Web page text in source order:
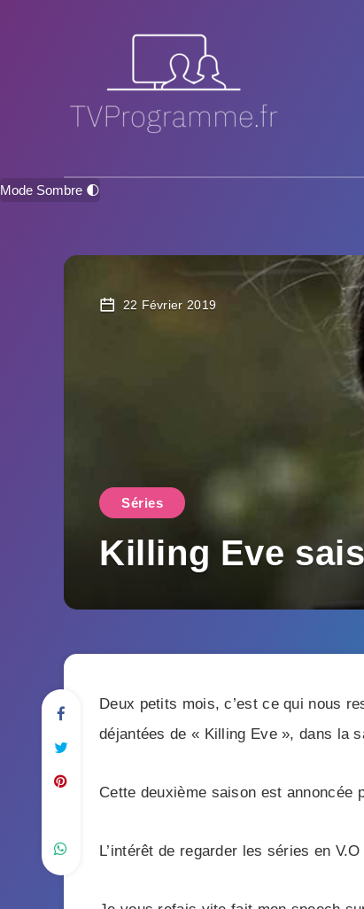
Mode Sombre 🌓
22 Février 2019
Séries
Killing Eve
Deux petits mois, c’est ce qui nous
déjantées de « Killing Eve », dans la
Cette deuxième saison est
L’intérêt de regarder les séries en V.O